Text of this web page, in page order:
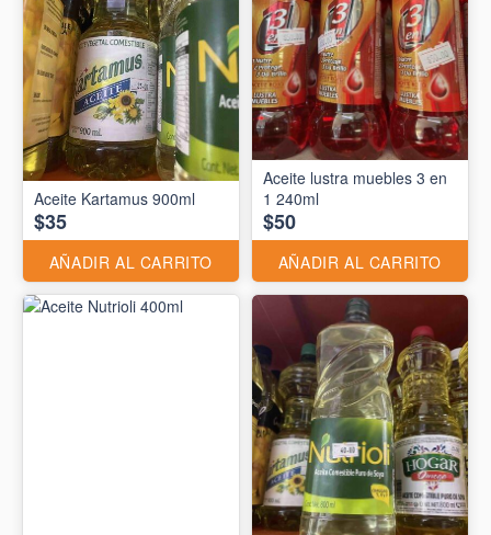
Aceite Kartamus 900ml
$35
AÑADIR AL CARRITO
Aceite lustra muebles 3 en
1 240ml
$50
AÑADIR AL CARRITO